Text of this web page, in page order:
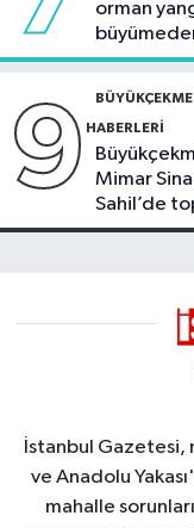
orman
9 HABERLERI
Mimar
Sahil’de
kayması
İstanbul Gazetesi,
ve Anadolu
mahalle